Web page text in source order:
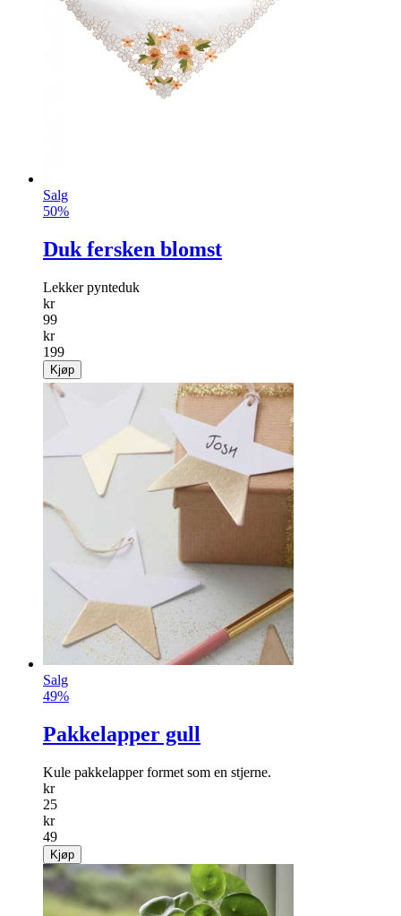
Salg
50%
Duk fersken blomst
Lekker pynteduk
kr
99
kr
199
Kjøp
Salg
49%
Pakkelapper gull
Kule pakkelapper formet som en stjerne.
kr
25
kr
49
Kjøp